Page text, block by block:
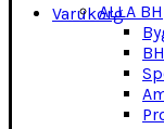
VarukorgALLA BH